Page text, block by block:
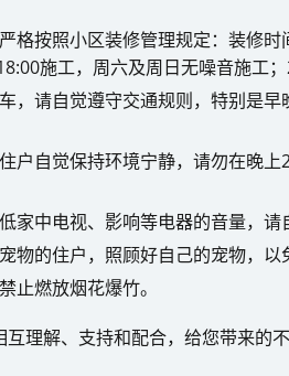
格按照小区装修管理规定：装修
施工，周六及周日无噪音施工
，请自觉遵守交通规则，特别是
户自觉保持环境宁静，请勿在晚
家中电视、影响等电器的音量，请
物的住户，照顾好自己的宠物，以
止燃放烟花爆竹。
理解、支持和配合，给您带来的不